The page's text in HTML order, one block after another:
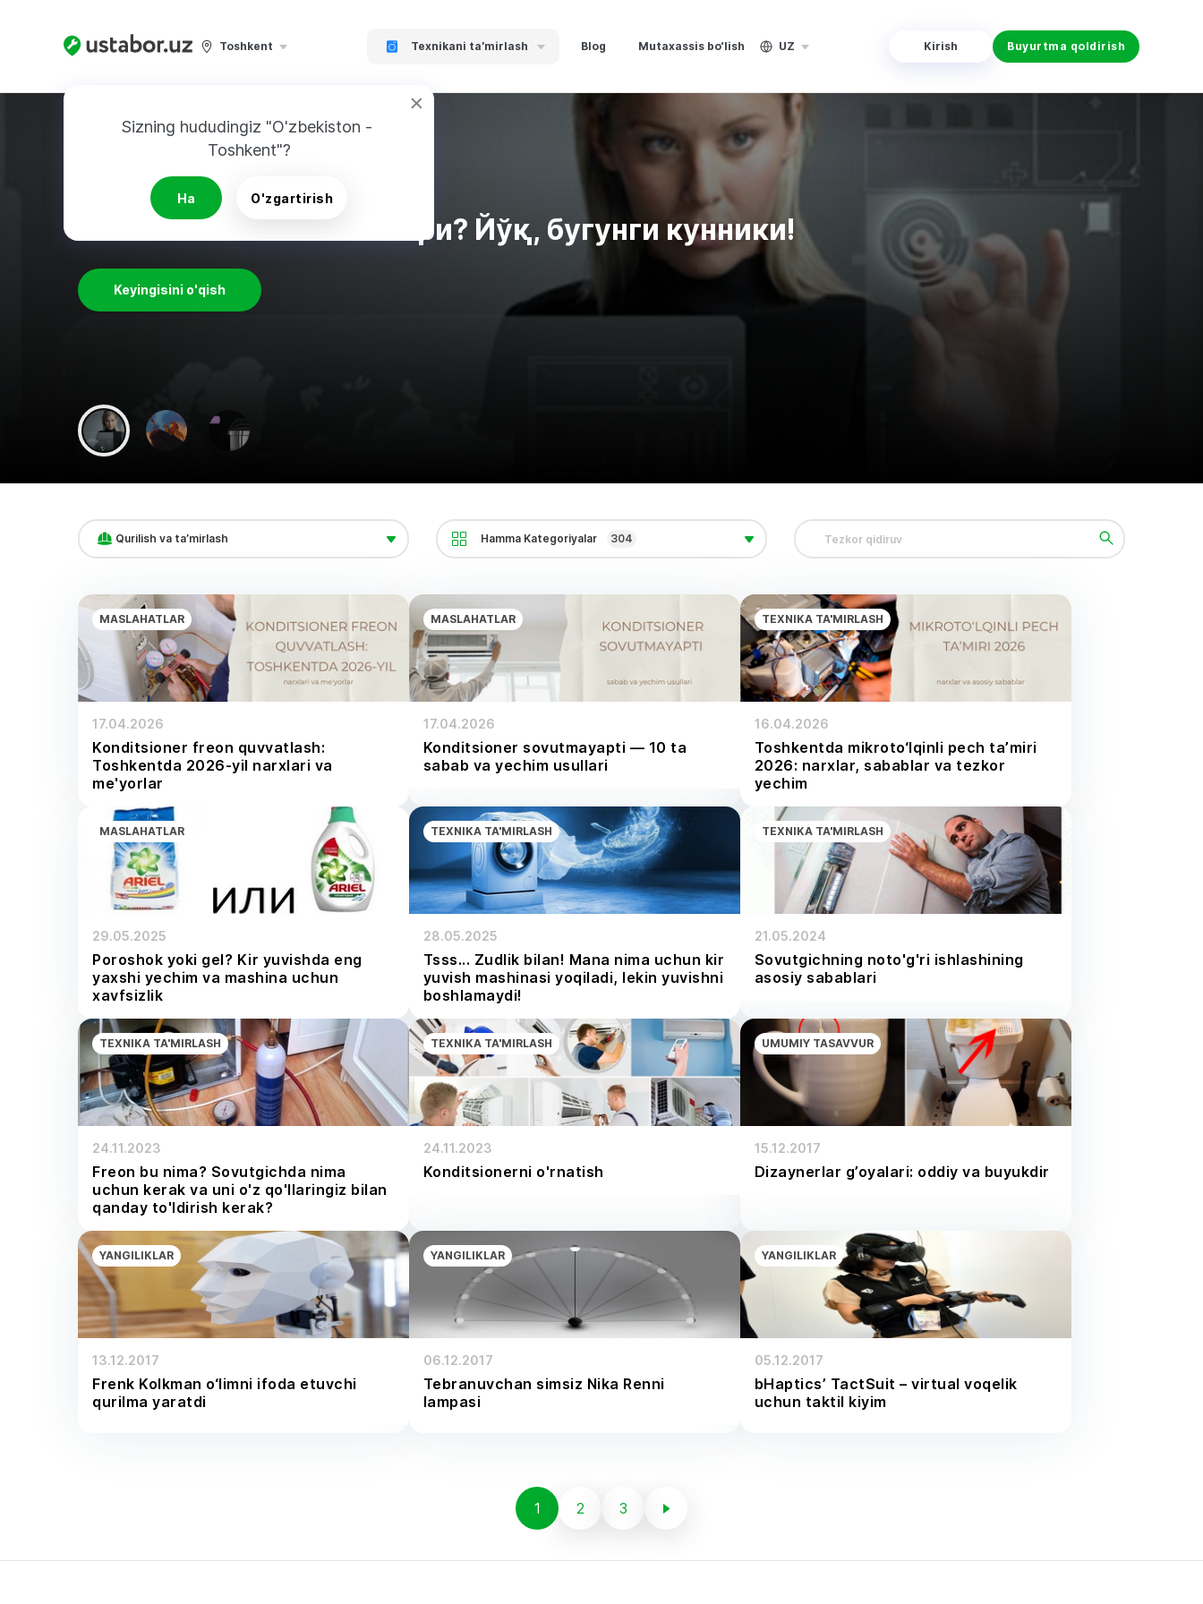
Toshkent Texnikani ta’mirlash Blog Mutaxassis bo‘lish UZ Kirish Buyurtma qoldirish
Sizning hududingiz "O'zbekiston -
Toshkent"?
Ha O'zgartirish
UMUMIY TASAVVUR
Келажак технологиялари? Йўқ, бугунги кунники!
Keyingisini o'qish
Qurilish va ta’mirlash Hamma Kategoriyalar 304
MASLAHATLAR
17.04.2026
Konditsioner freon quvvatlash:
Toshkentda 2026-yil narxlari va
me'yorlar
MASLAHATLAR
17.04.2026
Konditsioner sovutmayapti — 10 ta
sabab va yechim usullari
TEXNIKA TA'MIRLASH
16.04.2026
Toshkentda mikroto‘lqinli pech ta’miri
2026: narxlar, sabablar va tezkor
yechim
MASLAHATLAR
29.05.2025
Poroshok yoki gel? Kir yuvishda eng
yaxshi yechim va mashina uchun
xavfsizlik
TEXNIKA TA'MIRLASH
28.05.2025
Tsss... Zudlik bilan! Mana nima uchun kir
yuvish mashinasi yoqiladi, lekin yuvishni
boshlamaydi!
TEXNIKA TA'MIRLASH
21.05.2024
Sovutgichning noto'g'ri ishlashining
asosiy sabablari
TEXNIKA TA'MIRLASH
24.11.2023
Freon bu nima? Sovutgichda nima
uchun kerak va uni o'z qo'llaringiz bilan
qanday to'ldirish kerak?
TEXNIKA TA'MIRLASH
24.11.2023
Konditsionerni o'rnatish
UMUMIY TASAVVUR
15.12.2017
Dizaynerlar g’oyalari: oddiy va buyukdir
YANGILIKLAR
13.12.2017
Frenk Kolkman o‘limni ifoda etuvchi
qurilma yaratdi
YANGILIKLAR
06.12.2017
Tebranuvchan simsiz Nika Renni
lampasi
YANGILIKLAR
05.12.2017
bHaptics’ TactSuit – virtual voqelik
uchun taktil kiyim
1 2 3